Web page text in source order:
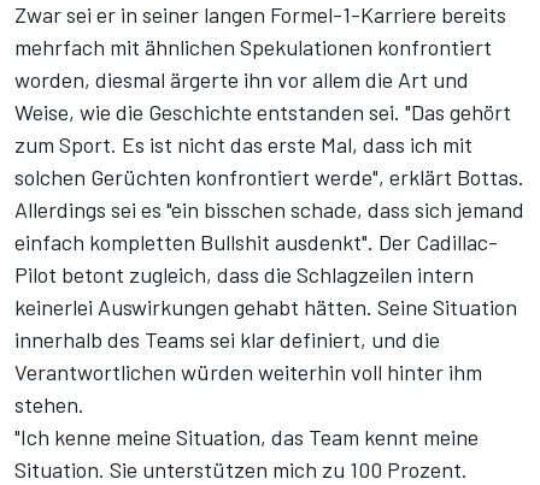
Zwar sei er in seiner langen Formel-1-Karriere bereits
mehrfach mit ähnlichen Spekulationen konfrontiert
worden, diesmal ärgerte ihn vor allem die Art und
Weise, wie die Geschichte entstanden sei. "Das gehört
zum Sport. Es ist nicht das erste Mal, dass ich mit
solchen Gerüchten konfrontiert werde", erklärt Bottas.
Allerdings sei es "ein bisschen schade, dass sich jemand
einfach kompletten Bullshit ausdenkt". Der Cadillac-
Pilot betont zugleich, dass die Schlagzeilen intern
keinerlei Auswirkungen gehabt hätten. Seine Situation
innerhalb des Teams sei klar definiert, und die
Verantwortlichen würden weiterhin voll hinter ihm
stehen.
"Ich kenne meine Situation, das Team kennt meine
Situation. Sie unterstützen mich zu 100 Prozent.